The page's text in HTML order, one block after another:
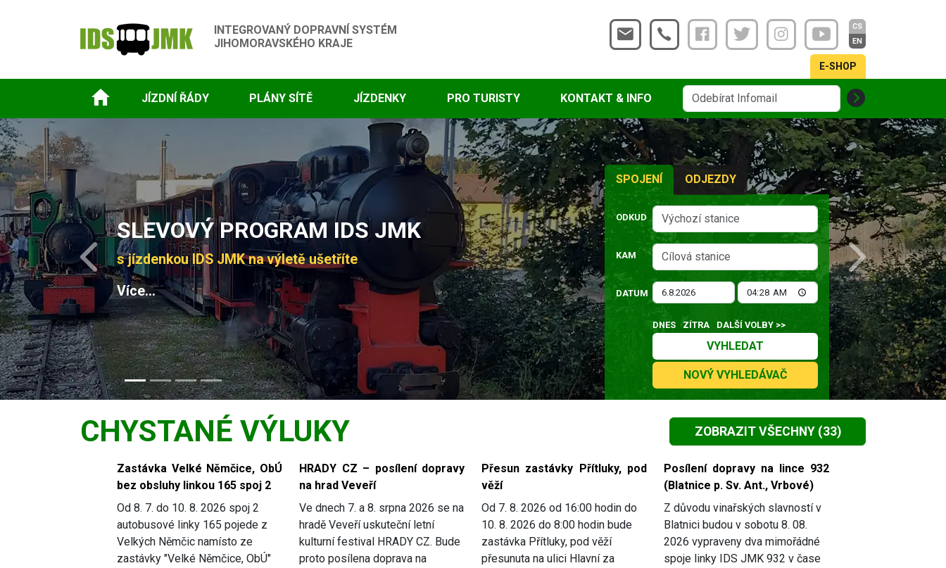
INTEGROVANÝ DOPRAVNÍ SYSTÉM
JIHOMORAVSKÉHO KRAJE
CS
EN
E-SHOP
JÍZDNÍ ŘÁDY PLÁNY SÍTĚ JÍZDENKY PRO TURISTY KONTAKT & INFO
SLEVOVÝ PROGRAM IDS JMK
s jízdenkou IDS JMK na výletě ušetříte
Více...
Previous Next
SPOJENÍ ODJEZDY
ODKUD
KAM
DATUM
DNES ZÍTRA DALŠÍ VOLBY >>
VYHLEDAT
NOVÝ VYHLEDÁVAČ
CHYSTANÉ VÝLUKY ZOBRAZIT VŠECHNY(33)
Slide 1 of 5
Zastávka Velké Němčice, ObÚ
bez obsluhy linkou 165 spoj 2
Od 8. 7. do 10. 8. 2026 spoj 2
autobusové linky 165 pojede z
Velkých Němčic namísto ze
zastávky "Velké Němčice, ObÚ"
HRADY CZ – posílení dopravy
na hrad Veveří
Ve dnech 7. a 8. srpna 2026 se na
hradě Veveří uskuteční letní
kulturní festival HRADY CZ. Bude
proto posílena doprava na
Přesun zastávky Přítluky, pod
věží
Od 7. 8. 2026 od 16:00 hodin do
10. 8. 2026 do 8:00 hodin bude
zastávka Přítluky, pod věží
přesunuta na ulici Hlavní za
Posílení dopravy na lince 932
(Blatnice p. Sv. Ant., Vrbové)
Z důvodu vinařských slavností v
Blatnici budou v sobotu 8. 08.
2026 vypraveny dva mimořádné
spoje linky IDS JMK 932 v čase